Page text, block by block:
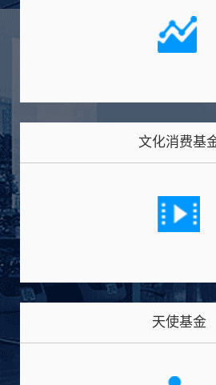
文化消费基
天使基金